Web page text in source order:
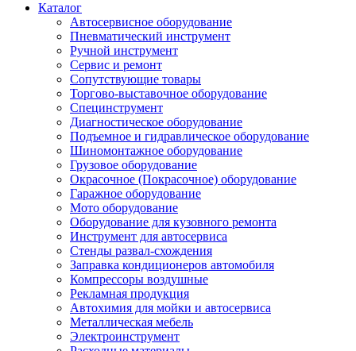
Каталог
Автосервисное оборудование
Пневматический инструмент
Ручной инструмент
Сервис и ремонт
Сопутствующие товары
Торгово-выставочное оборудование
Специнструмент
Диагностическое оборудование
Подъемное и гидравлическое оборудование
Шиномонтажное оборудование
Грузовое оборудование
Окрасочное (Покрасочное) оборудование
Гаражное оборудование
Мото оборудование
Оборудование для кузовного ремонта
Инструмент для автосервиса
Стенды развал-схождения
Заправка кондиционеров автомобиля
Компрессоры воздушные
Рекламная продукция
Автохимия для мойки и автосервиса
Металлическая мебель
Электроинструмент